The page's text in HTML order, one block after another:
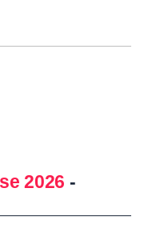
2026 -